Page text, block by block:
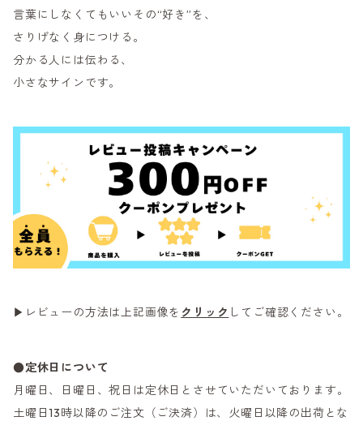
言葉にしなくてもいいその“好き”を、
さりげなく身につける。
分かる人には伝わる、
小さなサインです。
▶レビューの方法は上記画像を クリック してご確認ください。
●定休日について
月曜日、日曜日、祝日は定休日とさせていただいております。
土曜日13時以降のご注文（ご決済）は、火曜日以降の出荷とな